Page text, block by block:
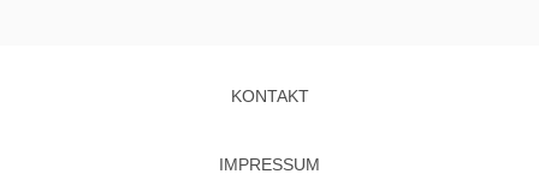
KONTAKT
IMPRESSUM